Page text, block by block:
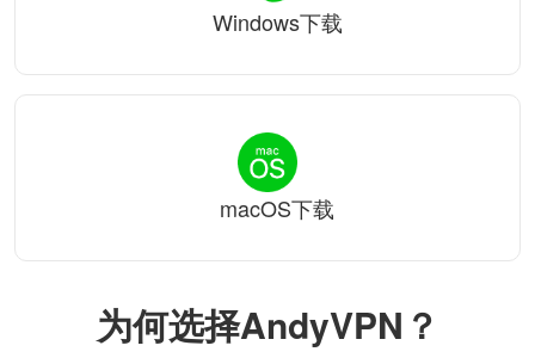
为何选择AndyVPN？
Windows下载
macOS下载